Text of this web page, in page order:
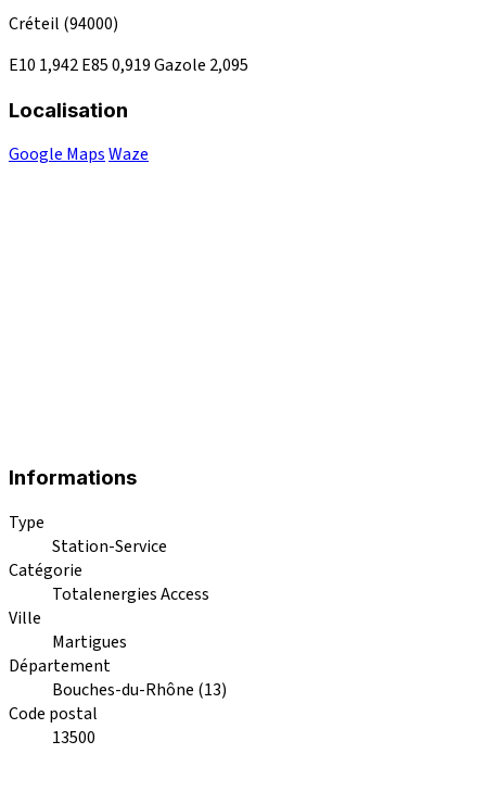
Créteil (94000)
E10 1,942E850,919Gazole 2,095
Localisation
Google MapsWaze
Informations
Type
Station-Service
Catégorie
Totalenergies Access
Ville
Martigues
Département
Bouches-du-Rhône (13)
Code postal
13500